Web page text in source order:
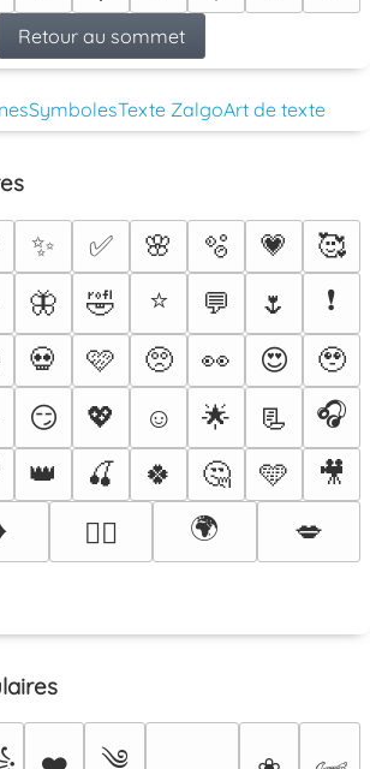
Retour au sommet
SymbolesTexte ZalgoArt de texte
✨ ✅ 🌸 🫧 💗
🥰
🦋 🤣 ⭐ 💬 🌷
❗
💀 🩷 🥺 👀 😍
🥹
😏 💖 ☺️ 🌟 📃
🎧
👑 🍒 🍀 🤔 🩵
🎥
🐦‍🔥 🌍 💋
༄